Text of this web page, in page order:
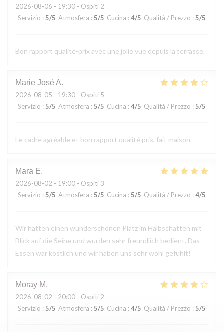
2026-08-06 - 19:30 - Ospiti 2
Servizio : 5/5 Atmosfera : 5/5 Cucina : 4/5 Qualità / Prezzo : 5/5
Bon rapport qualité-prix avec une jolie vue depuis la terrasse.
Marie José A
2026-08-05 - 19:30 - Ospiti 5
Servizio : 5/5 Atmosfera : 5/5 Cucina : 4/5 Qualità / Prezzo : 5/5
Le cadre agréable et bon rapport qualité prix, fait maison.
Mara E
2026-08-02 - 19:00 - Ospiti 3
Servizio : 5/5 Atmosfera : 5/5 Cucina : 5/5 Qualità / Prezzo : 4/5
Wir hatten einen wunderschönen Platz im Halbschatten mit
Blick auf die Seine und wurden sehr freundlich bedient. Das
Essen war köstlich und wir haben uns sehr wohl gefühlt!
Moray M
2026-08-02 - 20:00 - Ospiti 2
Servizio : 5/5 Atmosfera : 5/5 Cucina : 4/5 Qualità / Prezzo : 5/5